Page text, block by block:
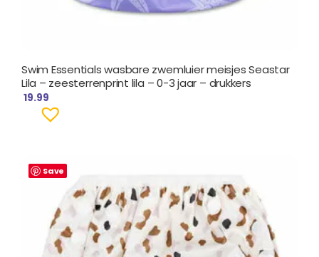
Swim Essentials wasbare zwemluier meisjes Seastar
Lila – zeesterrenprint lila – 0-3 jaar – drukkers
19.99
Save